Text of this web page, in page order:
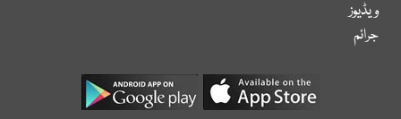
ویڈیوز
جرائم